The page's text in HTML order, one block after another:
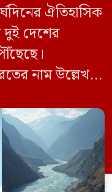
ঐতিহাসিক
দুই দেশের
নাম উল্লেখ না
হাত কেটে
মন্ত্রী সি
থেকে দুই বছরের